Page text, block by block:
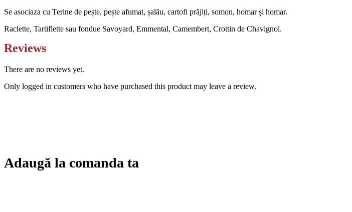
Se asociaza cu Terine de pește, pește afumat, șalău, cartofi prăjiți, somon, homar și homar.
Raclette, Tartiflette sau fondue Savoyard, Emmental, Camembert, Crottin de Chavignol.
Reviews
There are no reviews yet.
Only logged in customers who have purchased this product may leave a review.
Adaugă la comanda ta